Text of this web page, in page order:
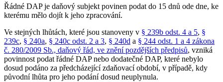
Řádné DAP je daňový subjekt povinen podat do 15 dnů ode dne, ke
kterému mělo dojít k jeho zpracování.
Ve stejných lhůtách, které jsou stanoveny v § 239b odst. 4 a 5, §
239c, § 240a, § 240c odst. 2 a 3, § 240d a § 244 odst. 1 a 4 zákona
č. 280/2009 Sb., daňový řád, ve znění pozdějších předpisů, vzniká
povinnost podat řádné DAP nebo dodatečné DAP, které nebylo
dosud podáno za předcházející zdaňovací období, v případě, kdy
původní lhůta pro jeho podání dosud neuplynula.